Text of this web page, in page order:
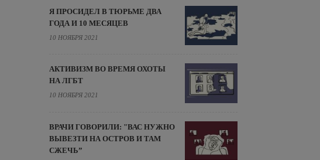
Я ПРОСИДЕЛ В ТЮРЬМЕ ДВА
ГОДА И 10 МЕСЯЦЕВ
10 НОЯБРЯ 2021
АКТИВИЗМ ВО ВРЕМЯ ОХОТЫ
НА ЛГБТ
10 НОЯБРЯ 2021
ВРАЧИ ГОВОРИЛИ: "ВАС НУЖНО
ВЫВЕЗТИ НА ОСТРОВ И ТАМ
СЖЕЧЬ”